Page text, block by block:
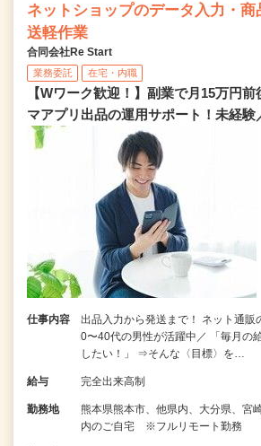
ネットショップのデータ入力・
送軽作業
合同会社Re Start
業務委託 在宅・内職
【Wワーク歓迎！】副業で月15万円
マアプリ出品の運用サポート！未経験
仕事内容
出品入力から発送まで！ ネット通
0〜40代の男性が活躍中／ 「毎月の
したい！」 ⇒そんな〈目標〉を…
給与 完全出来高制
勤務地
熊本県熊本市、他県内、大分県、宮
内のご自宅 ※フルリモート勤務